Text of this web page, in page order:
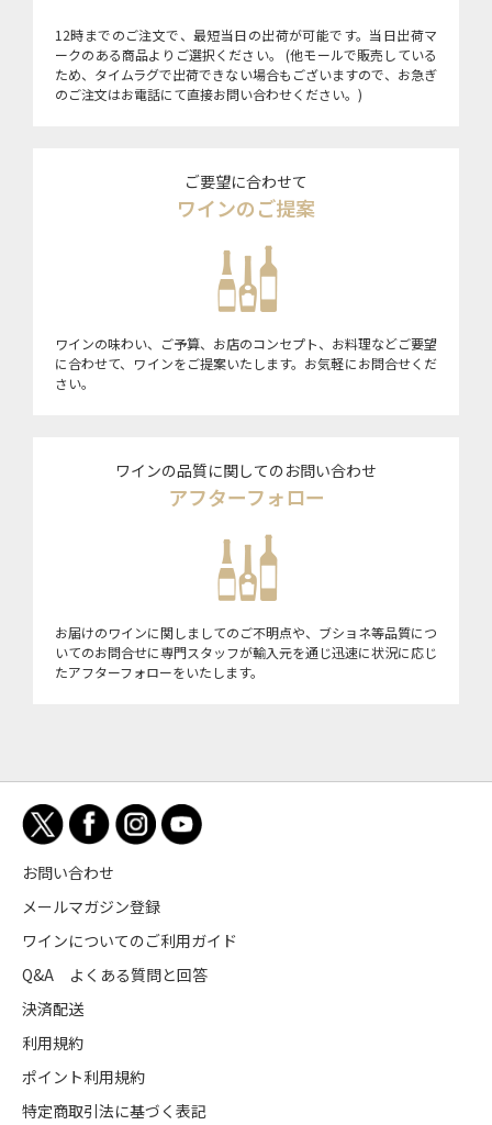
12時までのご注文で、最短当日の出荷が可能です。当日出荷マ
ークのある商品よりご選択ください。 (他モールで販売している
ため、タイムラグで出荷できない場合もございますので、お急ぎ
のご注文はお電話にて直接お問い合わせください。)
ご要望に合わせて
ワインのご提案
ワインの味わい、ご予算、お店のコンセプト、お料理などご要望
に合わせて、ワインをご提案いたします。お気軽にお問合せくだ
さい。
ワインの品質に関してのお問い合わせ
アフターフォロー
お届けのワインに関しましてのご不明点や、ブショネ等品質につ
いてのお問合せに専門スタッフが輸入元を通じ迅速に状況に応じ
たアフターフォローをいたします。
お問い合わせ
メールマガジン登録
ワインについてのご利用ガイド
Q&A よくある質問と回答
決済配送
利用規約
ポイント利用規約
特定商取引法に基づく表記